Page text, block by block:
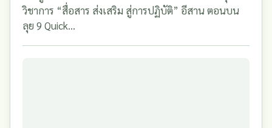
วิชาการ “สื่อสาร ส่งเสริม สู่การปฏิบัติ” อีสาน ตอนบน
ลุย 9 Quick...